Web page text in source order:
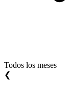
Todos los meses
❮